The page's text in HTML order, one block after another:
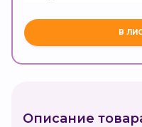
Описание